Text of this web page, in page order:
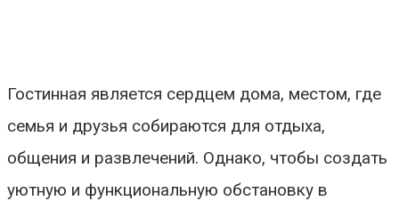
Гостинная является сердцем дома, местом, где
семья и друзья собираются для отдыха,
общения и развлечений. Однако, чтобы создать
уютную и функциональную обстановку в